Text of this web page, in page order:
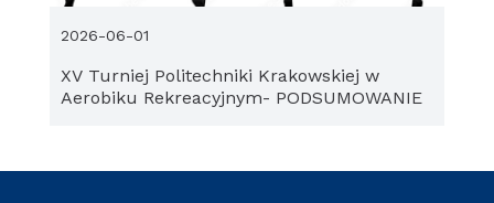
XV Turniej Politechniki Krakowskiej w
Aerobiku Rekreacyjnym- PODSUMOWANIE
2026-06-01